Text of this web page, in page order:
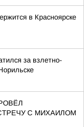
в Красноярске
за взлетно-
С МИХАИЛОМ